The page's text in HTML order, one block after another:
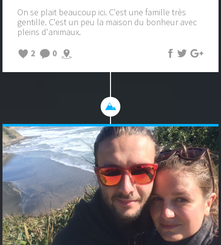
On se plait beaucoup ici. C'est une famille très
gentille. C'est un peu la maison du bonheur avec
pleins d'animaux.
2
0